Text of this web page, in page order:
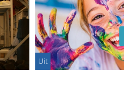
Uit